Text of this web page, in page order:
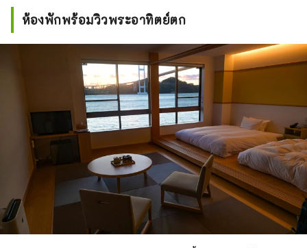
ห้องพักพร้อมวิวพระอาทิตย์ตก